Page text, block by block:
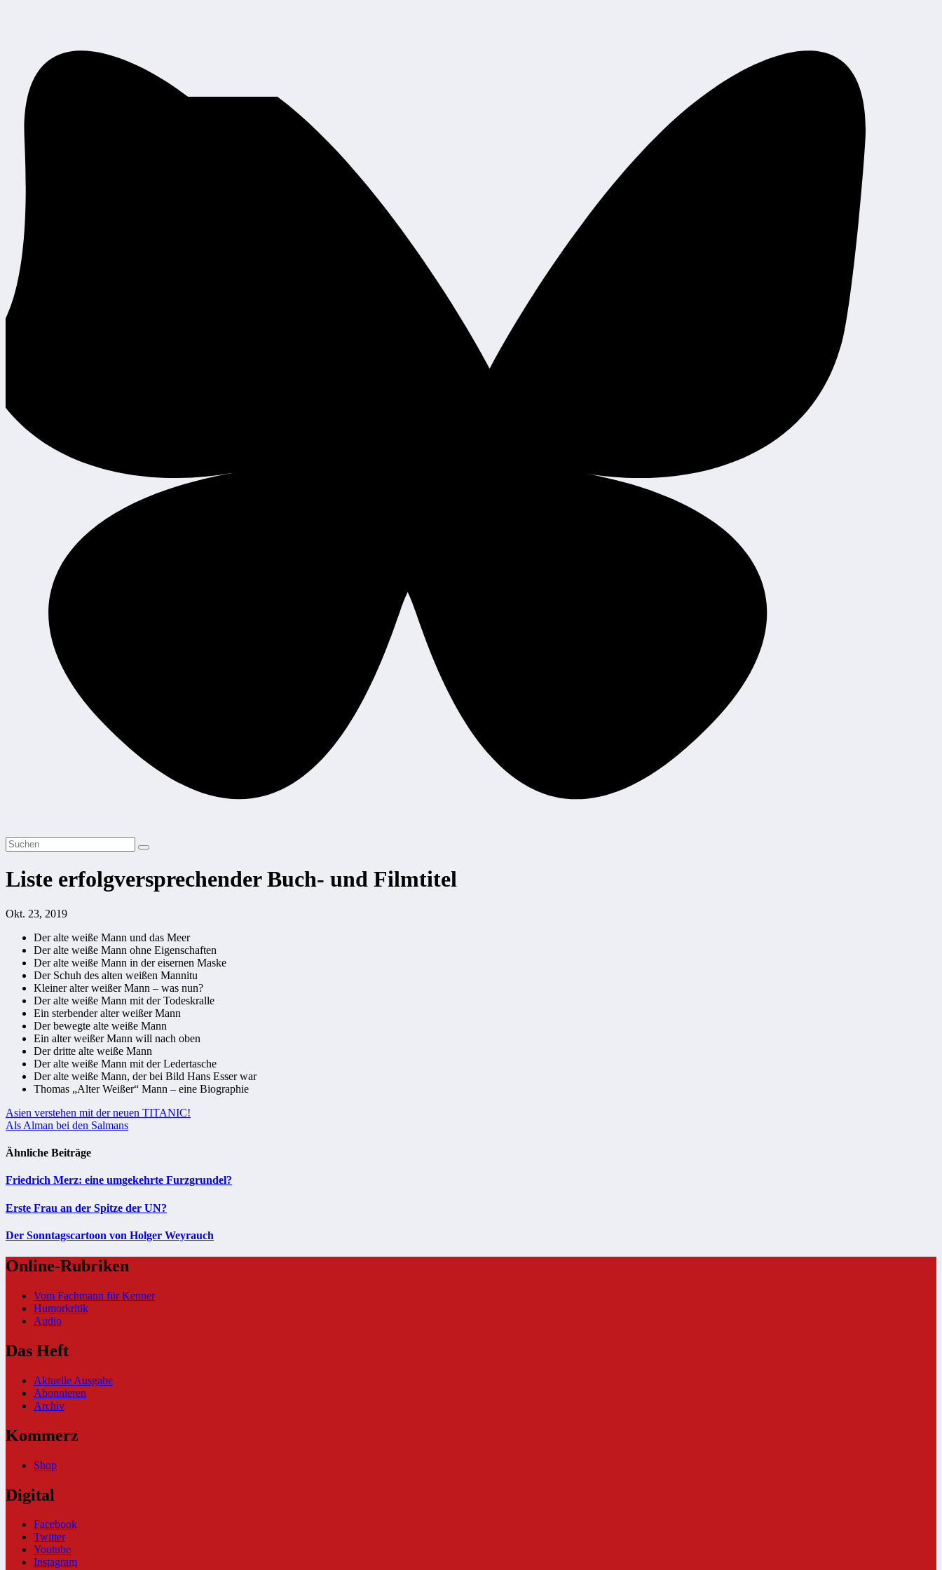
Liste erfolgversprechender Buch- und Filmtitel
Okt. 23, 2019
Der alte weiße Mann und das Meer
Der alte weiße Mann ohne Eigenschaften
Der alte weiße Mann in der eisernen Maske
Der Schuh des alten weißen Mannitu
Kleiner alter weißer Mann – was nun?
Der alte weiße Mann mit der Todeskralle
Ein sterbender alter weißer Mann
Der bewegte alte weiße Mann
Ein alter weißer Mann will nach oben
Der dritte alte weiße Mann
Der alte weiße Mann mit der Ledertasche
Der alte weiße Mann, der bei Bild Hans Esser war
Thomas „Alter Weißer“ Mann – eine Biographie
Beitragsnavigation
Asien verstehen mit der neuen TITANIC!
Als Alman bei den Salmans
Ähnliche Beiträge
Friedrich Merz: eine umgekehrte Furzgrundel?
Erste Frau an der Spitze der UN?
Der Sonntagscartoon von Holger Weyrauch
Online-Rubriken
Vom Fachmann für Kenner
Humorkritik
Audio
Das Heft
Aktuelle Ausgabe
Abonnieren
Archiv
Kommerz
Shop
Digital
Facebook
Twitter
Youtube
Instagram